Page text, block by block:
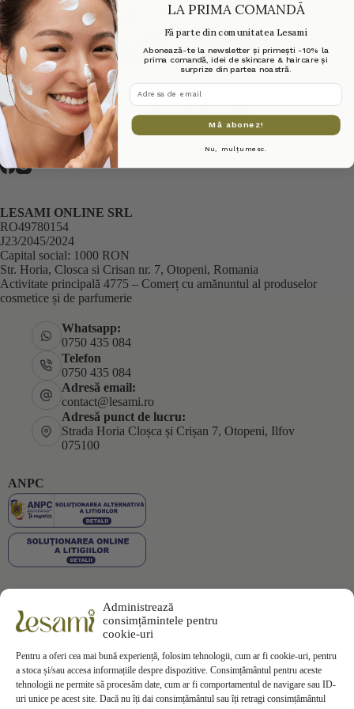
Abonează-te la Newsletter!
Fii printre primii care află noutățile din beauty și ofertele
exclusive. Abonează-te acum și primești10% reducerela
următoarea comandă!
Mă abonez
LESAMI ONLINE SRL
RO49780154
J23/2045/2024
Capital social: 1000 RON
Str. Horia, Closca si Crisan nr. 7, Otopeni, Romania
Activitate principală 4775 – Comerț cu amănuntul al produselor
cosmetice și de parfumerie
Whatsapp:
0750 435 084
Telefon
0750 435 084
Adresă email:
contact@lesami.ro
Adresă punct de lucru:
Strada Horia Cloșca și Crișan 7, Otopeni, Ilfov
075100
ANPC
Plata securizată
Administrează
consimțămintele pentru
cookie-uri
Pentru a oferi cea mai bună experiență, folosim tehnologii, cum ar fi cookie-uri, pentru
a stoca și/sau accesa informațiile despre dispozitive. Consimțământul pentru aceste
tehnologii ne permite să procesăm date, cum ar fi comportamentul de navigare sau ID-
uri unice pe acest site. Dacă nu îți dai consimțământul sau îți retragi consimțământul
LA PRIMA COMANDĂ
Fă parte din comunitatea Lesami
Abonează-te la newsletter și primești -10% la
prima comandă, idei de skincare & haircare și
surprize din partea noastră.
adresa de email
Mă abonez!
Nu, mulțumesc.